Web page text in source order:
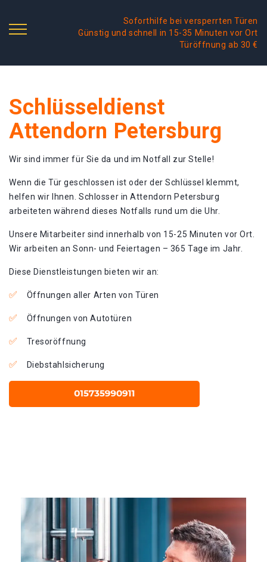
Soforthilfe bei versperrten Türen
Günstig und schnell in 15-35 Minuten vor Ort
Türöffnung ab 30 €
Schlüsseldienst
Attendorn Petersburg
Wir sind immer für Sie da und im Notfall zur Stelle!
Wenn die Tür geschlossen ist oder der Schlüssel klemmt,
helfen wir Ihnen. Schlosser in Attendorn Petersburg
arbeiteten während dieses Notfalls rund um die Uhr.
Unsere Mitarbeiter sind innerhalb von 15-25 Minuten vor Ort.
Wir arbeiten an Sonn- und Feiertagen – 365 Tage im Jahr.
Diese Dienstleistungen bieten wir an:
Öffnungen aller Arten von Türen
Öffnungen von Autotüren
Tresoröffnung
Diebstahlsicherung